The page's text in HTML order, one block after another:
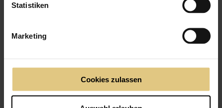
Statistiken
Marketing
Cookies zulassen
Smart-Verdunkelungsrollo Java
Verdunkelungsstoff mit schöner Haptik
Verdunkelnd - lässt kein Licht durch